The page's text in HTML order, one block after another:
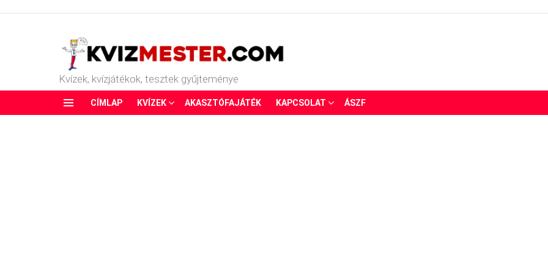
Kvízek, kvízjátékok, tesztek gyűjteménye
CÍMLAP KVÍZEK AKASZTÓFAJÁTÉK KAPCSOLAT ÁSZF